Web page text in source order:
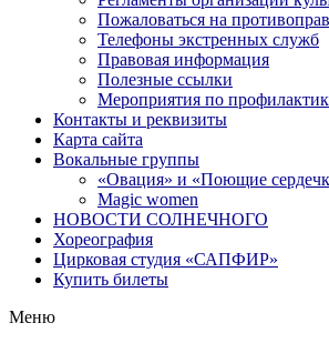
Пожаловаться на
Телефоны экстренных служб
Правовая информация
Полезные ссылки
Мероприятия по
Контакты и реквизиты
Карта сайта
Вокальные группы
«Овация» и «Поющие
Magic women
НОВОСТИ СОЛНЕЧНОГО
Хореография
Цирковая студия «САПФИР»
Купить билеты
Меню